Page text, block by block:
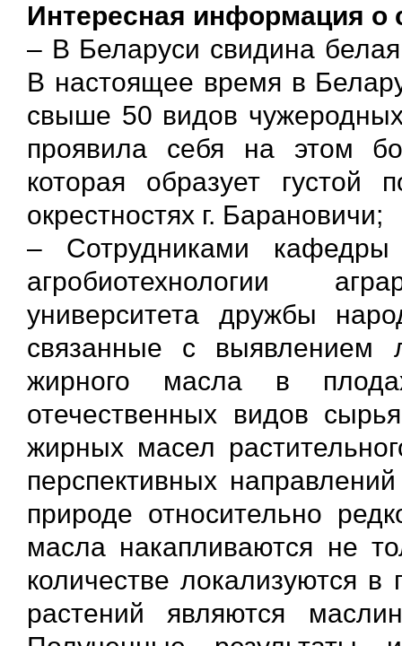
Интересная информация о
– В Беларуси свидина
В настоящее время в
свыше 50 видов
проявила себя на этом
которая образует
окрестностях г. Барановичи;
– Сотрудниками кафедры
агробиотехнологии
университета дружбы
связанные с выявлением
жирного масла в
отечественных видов
жирных масел
перспективных
природе относительно
масла накапливаются не
количестве локализуются
растений являются